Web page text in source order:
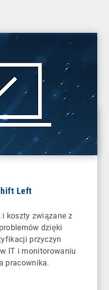
Left
i koszty związane z
dzięki
przyczyn
IT i monitorowaniu
pracownika.